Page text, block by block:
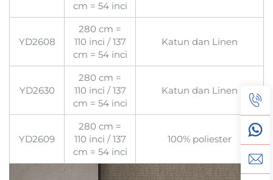
cm = 54 inci
YD2608
280 cm =
110 inci / 137
cm = 54 inci
Katun dan Linen
YD2630
280 cm =
110 inci / 137
cm = 54 inci
Katun dan Linen
YD2609
280 cm =
110 inci / 137
cm = 54 inci
100% poliester